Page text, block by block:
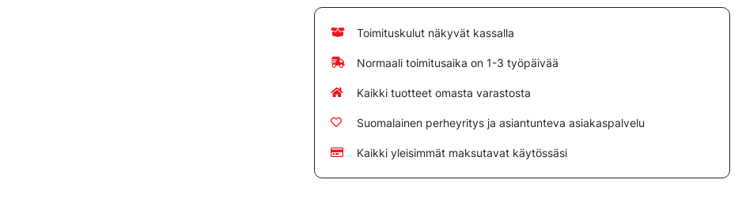
Toimituskulut näkyvät kassalla
Normaali toimitusaika on 1-3 työpäivää
Kaikki tuotteet omasta varastosta
Suomalainen perheyritys ja asiantunteva asiakaspalvelu
Kaikki yleisimmät maksutavat käytössäsi